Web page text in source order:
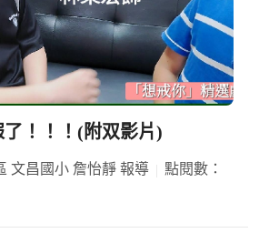
！！！(附双影片)
文昌國小 詹怡靜 報導
點閱數：